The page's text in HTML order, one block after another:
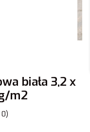
biała 3,2 x
m2
0)